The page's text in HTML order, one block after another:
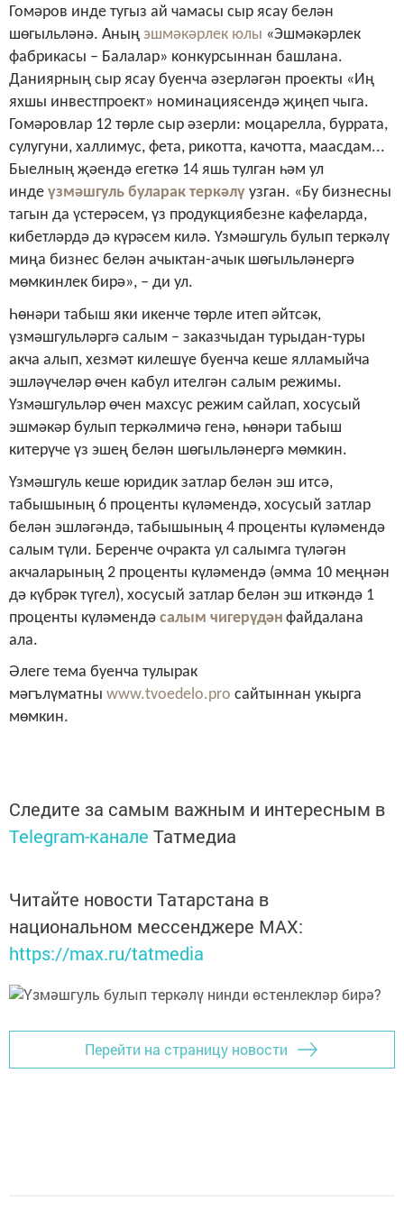
Гомәров инде тугыз ай чамасы сыр ясау белән
шөгыльләнә. Аның эшмәкәрлек юлы «Эшмәкәрлек
фабрикасы – Балалар» конкурсыннан башлана.
Даниярның сыр ясау буенча әзерләгән проекты «Иң
яхшы инвестпроект» номинациясендә җиңеп чыга.
Гомәровлар 12 төрле сыр әзерли: моцарелла, буррата,
сулугуни, халлимус, фета, рикотта, качотта, маасдам...
Быелның җәендә егеткә 14 яшь тулган һәм ул
инде үзмәшгуль буларак теркәлү узган. «Бу бизнесны
тагын да үстерәсем, үз продукциябезне кафеларда,
кибетләрдә дә күрәсем килә. Үзмәшгуль булып теркәлү
миңа бизнес белән ачыктан-ачык шөгыльләнергә
мөмкинлек бирә», – ди ул.
Һөнәри табыш яки икенче төрле итеп әйтсәк,
үзмәшгульләргә салым – заказчыдан турыдан-туры
акча алып, хезмәт килешүе буенча кеше ялламыйча
эшләүчеләр өчен кабул ителгән салым режимы.
Үзмәшгульләр өчен махсус режим сайлап, хосусый
эшмәкәр булып теркәлмичә генә, һөнәри табыш
китерүче үз эшең белән шөгыльләнергә мөмкин.
Үзмәшгуль кеше юридик затлар белән эш итсә,
табышының 6 проценты күләмендә, хосусый затлар
белән эшләгәндә, табышының 4 проценты күләмендә
салым түли. Беренче очракта ул салымга түләгән
акчаларының 2 проценты күләмендә (әмма 10 меңнән
дә күбрәк түгел), хосусый затлар белән эш иткәндә 1
проценты күләмендә салым чигерүдән файдалана
ала.
Әлеге тема буенча тулырак
мәгълүматны www.tvoedelo.pro сайтыннан укырга
мөмкин.
Следите за самым важным и интересным в
Telegram-канале Татмедиа
Читайте новости Татарстана в
национальном мессенджере MАХ:
https://max.ru/tatmedia
Перейти на страницу новости